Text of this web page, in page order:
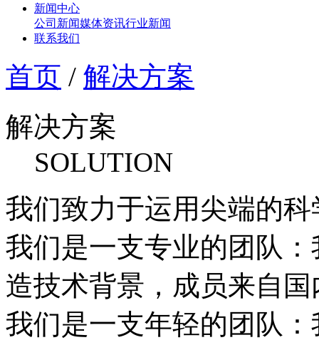
新闻中心
公司新闻媒体资讯行业新闻
联系我们
首页 / 解决方案
解决方案
SOLUTION
我们致力于运用尖端的
我们是一支专业的团队
造技术背景，成员来自
我们是一支年轻的团队